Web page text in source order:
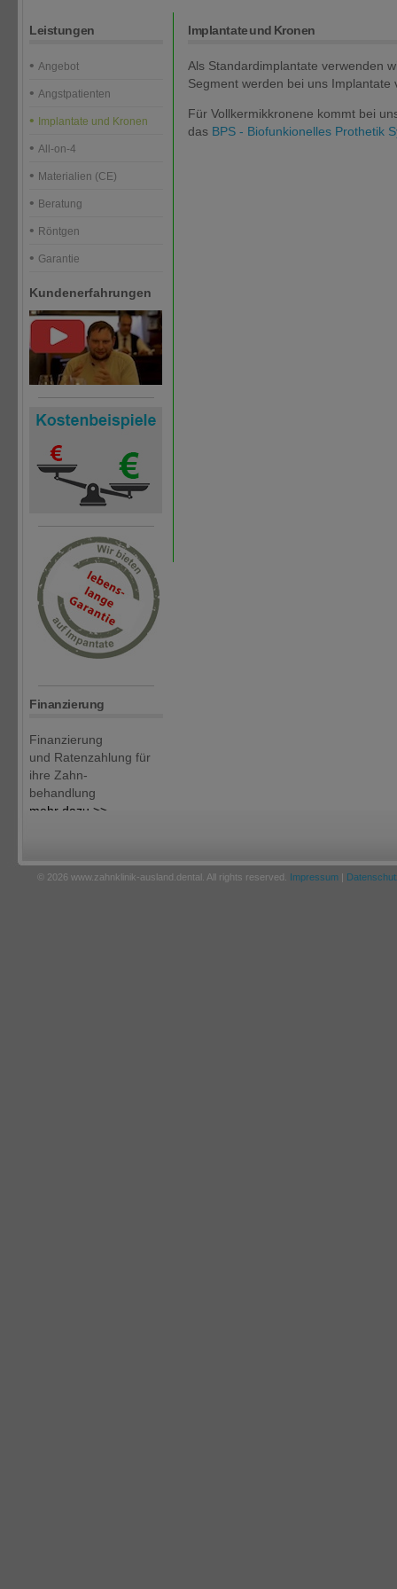
Leistungen
Angebot
Angstpatienten
Implantate und Kronen
All-on-4
Materialien (CE)
Beratung
Röntgen
Garantie
Kundenerfahrungen
Finanzierung
Finanzierung
und Ratenzahlung für
ihre Zahn-
behandlung
mehr dazu >>
Implantate und Kronen
Als Standardimplantate verwenden
Segment werden bei uns Implantate
Für Vollkermikkronene kommt bei
das BPS - Biofunkionelles Prothetik
© 2026 www.zahnklinik-ausland.dental. All rights reserved. Impressum |